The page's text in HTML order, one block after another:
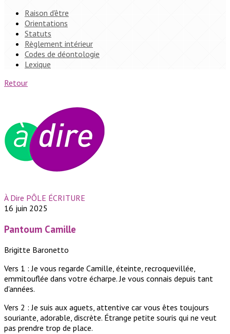
Raison d'être
Orientations
Statuts
Règlement intérieur
Codes de déontologie
Lexique
Retour
À Dire PÔLE ÉCRITURE
16 juin 2025
Pantoum Camille
Brigitte Baronetto
Vers 1 : Je vous regarde Camille, éteinte, recroquevillée,
emmitouflée dans votre écharpe. Je vous connais depuis tant
d'années.
Vers 2 : Je suis aux aguets, attentive car vous êtes toujours
souriante, adorable, discrète. Étrange petite souris qui ne veut
pas prendre trop de place.